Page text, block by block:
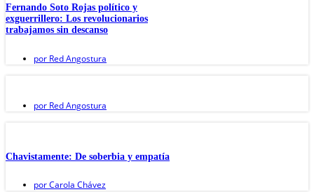
Fernando Soto Rojas político y
exguerrillero: Los revolucionarios
trabajamos sin descanso
por Red Angostura
por Red Angostura
Chavistamente: De soberbia y empatía
porCarola Chávez